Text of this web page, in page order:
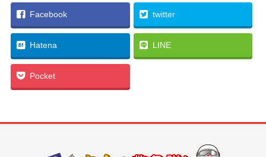
Facebook twitter
Hatena LINE
Pocket